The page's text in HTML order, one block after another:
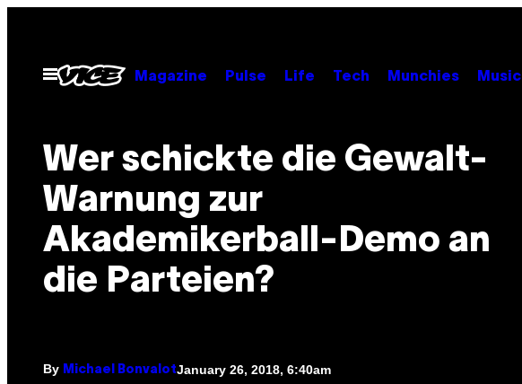
contentOpen
Menu
Magazine Pulse Life Tech Munchies Music
Wer schickte die Gewalt-
Warnung zur
Akademikerball-Demo an
die Parteien?
By Michael BonvalotJanuary 26, 2018, 6:40am